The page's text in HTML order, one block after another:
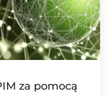
za pomocą